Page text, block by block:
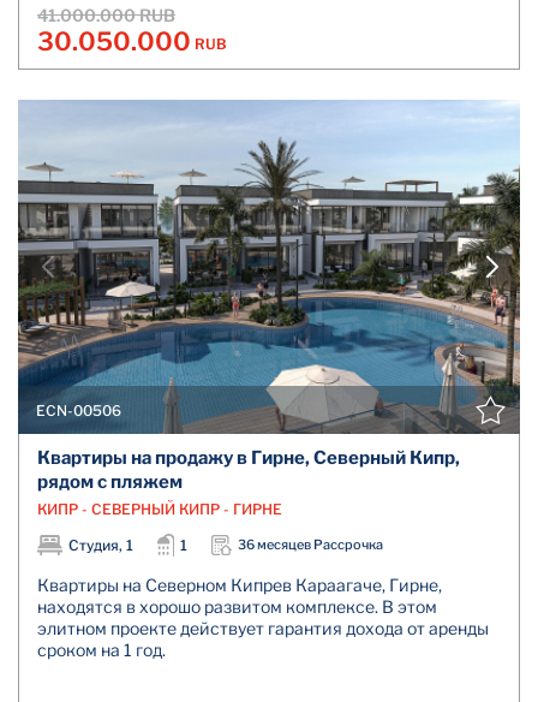
41.000.000 RUB
30.050.000 RUB
ECN-00506
Квартиры на продажу в Гирне, Северный Кипр,
рядом с пляжем
КИПР - СЕВЕРНЫЙ КИПР - ГИРНЕ
Студия, 1
1 36 месяцев Рассрочка
Квартиры на Северном Кипрев Караагаче, Гирне,
находятся в хорошо развитом комплексе. В этом
элитном проекте действует гарантия дохода от аренды
сроком на 1 год.